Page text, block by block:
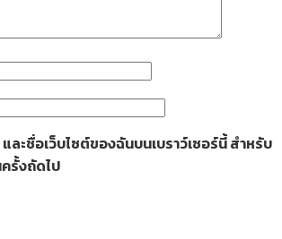
ละชื่อเว็บไซต์ของฉันบนเบราว์เซอร์นี้ สำหรับ
รั้งถัดไป